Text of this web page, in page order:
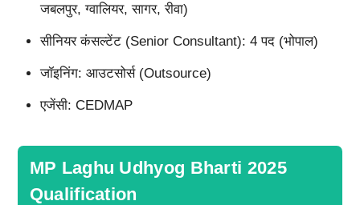
जबलपुर, ग्वालियर, सागर, रीवा)
सीनियर कंसल्टेंट (Senior Consultant): 4 पद (भोपाल)
जॉइनिंग: आउटसोर्स (Outsource)
एजेंसी: CEDMAP
MP Laghu Udhyog Bharti 2025
Qualification